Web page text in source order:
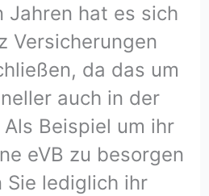
Jahren hat es sich
Versicherungen
da das um
auch in der
Beispiel um ihr
eVB zu besorgen
Sie lediglich ihr